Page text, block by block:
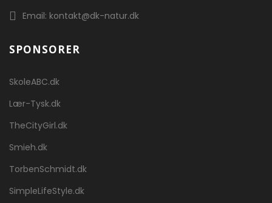
Email: kontakt@dk-natur.dk
SPONSORER
SkoleABC.dk
Lær-Tysk.dk
TheCityGirl.dk
Smieh.dk
TorbenSchmidt.dk
SimpleLifeStyle.dk